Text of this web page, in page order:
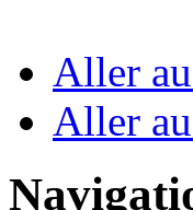
Aller
Aller